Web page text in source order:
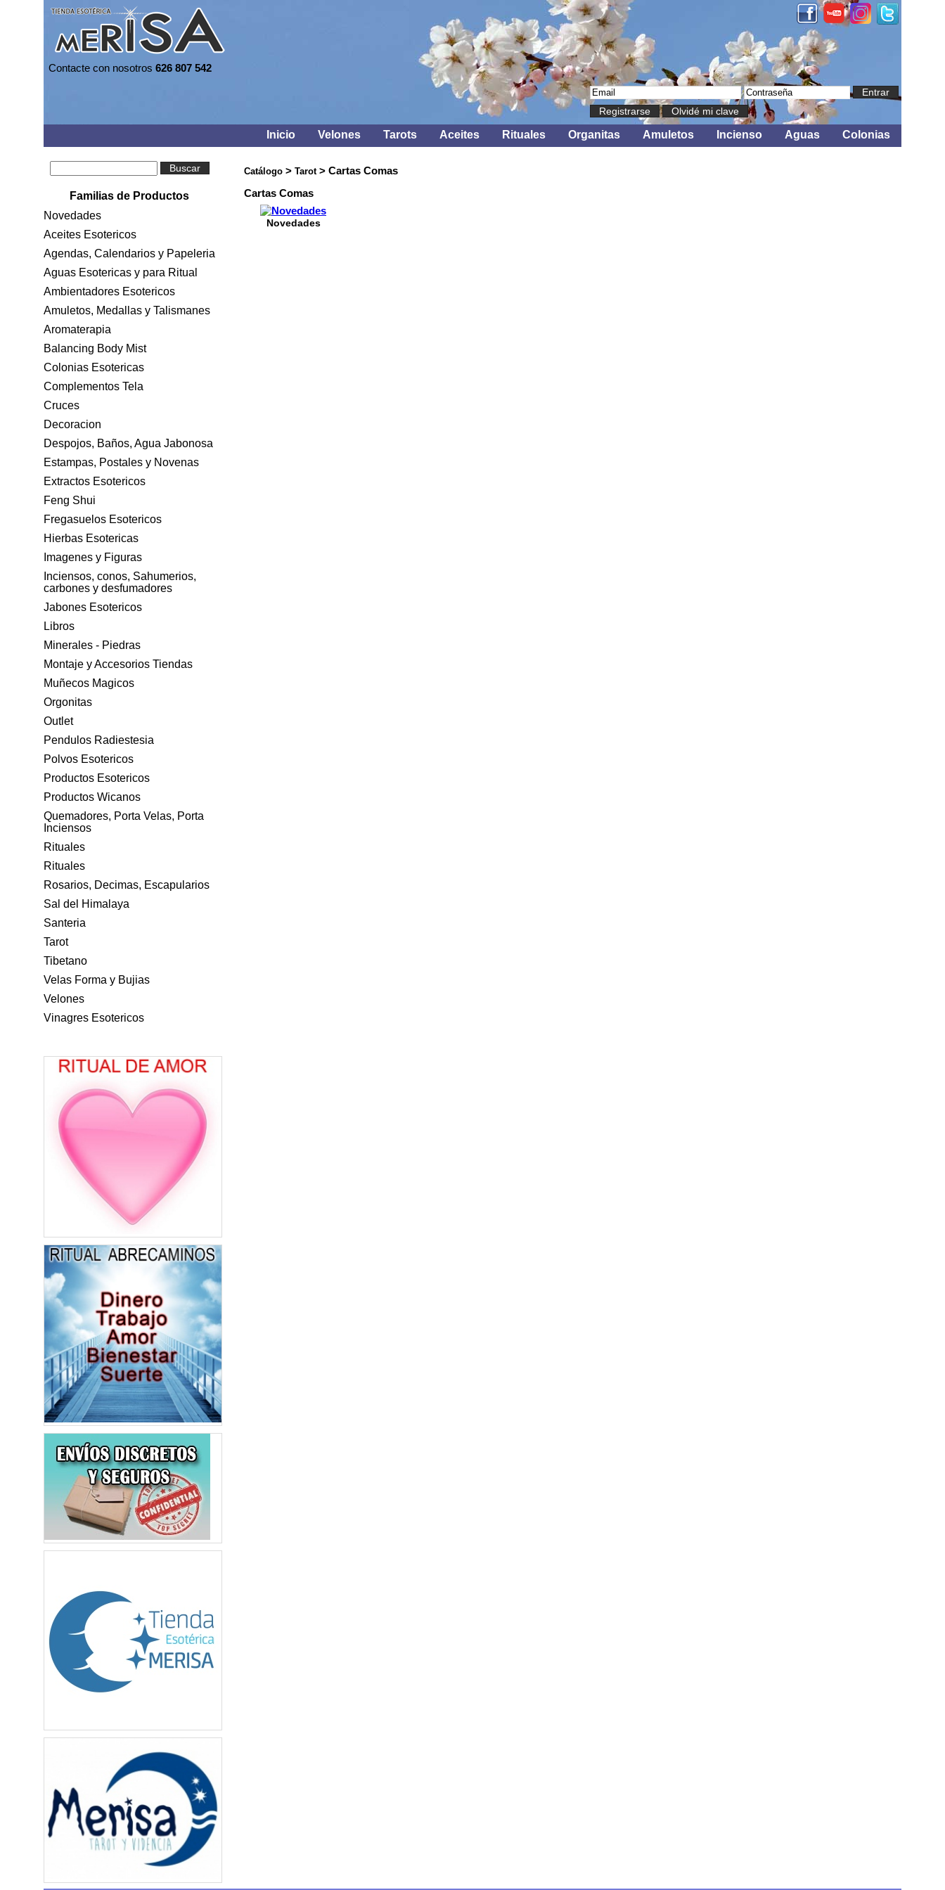
Contacte con nosotros 626 807 542
Entrar
Registrarse
Olvidé mi clave
Inicio Velones Tarots Aceites Rituales Organitas Amuletos Incienso Aguas Colonias
Buscar
Familias de Productos
Novedades
Aceites Esotericos
Agendas, Calendarios y Papeleria
Aguas Esotericas y para Ritual
Ambientadores Esotericos
Amuletos, Medallas y Talismanes
Aromaterapia
Balancing Body Mist
Colonias Esotericas
Complementos Tela
Cruces
Decoracion
Despojos, Baños, Agua Jabonosa
Estampas, Postales y Novenas
Extractos Esotericos
Feng Shui
Fregasuelos Esotericos
Hierbas Esotericas
Imagenes y Figuras
Inciensos, conos, Sahumerios,
carbones y desfumadores
Jabones Esotericos
Libros
Minerales - Piedras
Montaje y Accesorios Tiendas
Muñecos Magicos
Orgonitas
Outlet
Pendulos Radiestesia
Polvos Esotericos
Productos Esotericos
Productos Wicanos
Quemadores, Porta Velas, Porta
Inciensos
Rituales
Rituales
Rosarios, Decimas, Escapularios
Sal del Himalaya
Santeria
Tarot
Tibetano
Velas Forma y Bujias
Velones
Vinagres Esotericos
Catálogo > Tarot> Cartas Comas
Cartas Comas
Novedades